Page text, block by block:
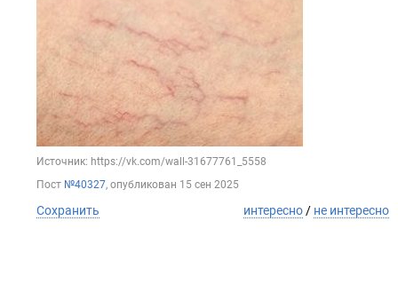
Источник: https://vk.com/wall-31677761_5558
Пост №40327, опубликован 15 сен 2025
Сохранить интересно / не интересно